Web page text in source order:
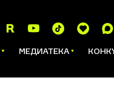
МЕДИАТЕКА